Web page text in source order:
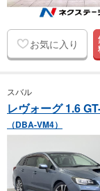
お気に入り
スバル
レヴォーグ 1.6
（DBA-VM4）